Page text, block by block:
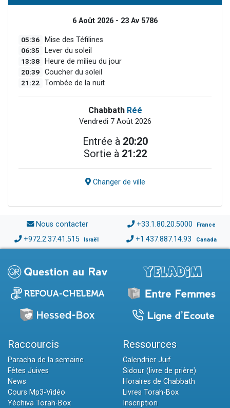
6 Août 2026 - 23 Av 5786
05:36 Mise des Téfilines
06:35 Lever du soleil
13:38 Heure de milieu du jour
20:39 Coucher du soleil
21:22 Tombée de la nuit
Chabbath Réé
Vendredi 7 Août 2026
Entrée à 20:20
Sortie à 21:22
Changer de ville
Nous contacter +33.1.80.20.5000 France
+972.2.37.41.515 Israël +1.437.887.14.93 Canada
Raccourcis
Paracha de la semaine
Fêtes Juives
News
Cours Mp3-Vidéo
Yéchiva Torah-Box
Ressources
Calendrier Juif
Sidour (livre de prière)
Horaires de Chabbath
Livres Torah-Box
Inscription